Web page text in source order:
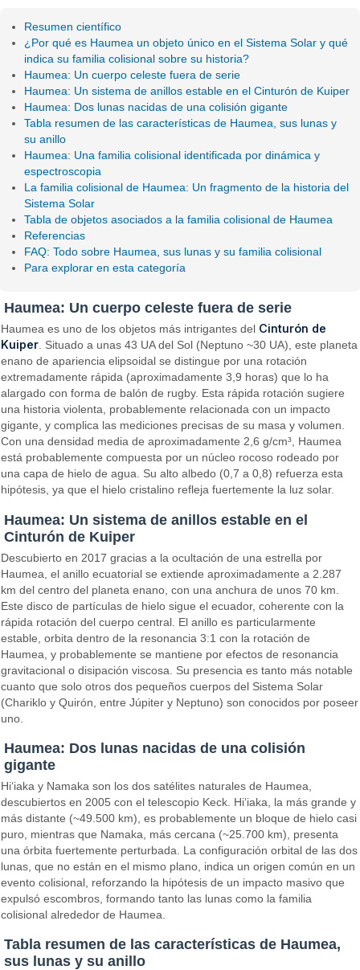
Resumen científico
¿Por qué es Haumea un objeto único en el Sistema Solar y qué
indica su familia colisional sobre su historia?
Haumea: Un cuerpo celeste fuera de serie
Haumea: Un sistema de anillos estable en el Cinturón de Kuiper
Haumea: Dos lunas nacidas de una colisión gigante
Tabla resumen de las características de Haumea, sus lunas y
su anillo
Haumea: Una familia colisional identificada por dinámica y
espectroscopia
La familia colisional de Haumea: Un fragmento de la historia del
Sistema Solar
Tabla de objetos asociados a la familia colisional de Haumea
Referencias
FAQ: Todo sobre Haumea, sus lunas y su familia colisional
Para explorar en esta categoría
Haumea: Un cuerpo celeste fuera de serie
Haumea es uno de los objetos más intrigantes del Cinturón de
Kuiper. Situado a unas 43 UA del Sol (Neptuno ~30 UA), este planeta
enano de apariencia elipsoidal se distingue por una rotación
extremadamente rápida (aproximadamente 3,9 horas) que lo ha
alargado con forma de balón de rugby. Esta rápida rotación sugiere
una historia violenta, probablemente relacionada con un impacto
gigante, y complica las mediciones precisas de su masa y volumen.
Con una densidad media de aproximadamente 2,6 g/cm³, Haumea
está probablemente compuesta por un núcleo rocoso rodeado por
una capa de hielo de agua. Su alto albedo (0,7 a 0,8) refuerza esta
hipótesis, ya que el hielo cristalino refleja fuertemente la luz solar.
Haumea: Un sistema de anillos estable en el
Cinturón de Kuiper
Descubierto en 2017 gracias a la ocultación de una estrella por
Haumea, el anillo ecuatorial se extiende aproximadamente a 2.287
km del centro del planeta enano, con una anchura de unos 70 km.
Este disco de partículas de hielo sigue el ecuador, coherente con la
rápida rotación del cuerpo central. El anillo es particularmente
estable, orbita dentro de la resonancia 3:1 con la rotación de
Haumea, y probablemente se mantiene por efectos de resonancia
gravitacional o disipación viscosa. Su presencia es tanto más notable
cuanto que solo otros dos pequeños cuerpos del Sistema Solar
(Chariklo y Quirón, entre Júpiter y Neptuno) son conocidos por poseer
uno.
Haumea: Dos lunas nacidas de una colisión
gigante
Hiʻiaka y Namaka son los dos satélites naturales de Haumea,
descubiertos en 2005 con el telescopio Keck. Hiʻiaka, la más grande y
más distante (~49.500 km), es probablemente un bloque de hielo casi
puro, mientras que Namaka, más cercana (~25.700 km), presenta
una órbita fuertemente perturbada. La configuración orbital de las dos
lunas, que no están en el mismo plano, indica un origen común en un
evento colisional, reforzando la hipótesis de un impacto masivo que
expulsó escombros, formando tanto las lunas como la familia
colisional alrededor de Haumea.
Tabla resumen de las características de Haumea,
sus lunas y su anillo